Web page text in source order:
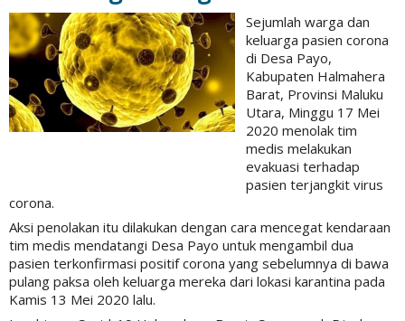
Sejumlah warga dan
keluarga pasien corona
di Desa Payo,
Kabupaten Halmahera
Barat, Provinsi Maluku
Utara, Minggu 17 Mei
2020 menolak tim
medis melakukan
evakuasi terhadap
pasien terjangkit virus
corona.
Aksi penolakan itu dilakukan dengan cara mencegat kendaraan
tim medis mendatangi Desa Payo untuk mengambil dua
pasien terkonfirmasi positif corona yang sebelumnya di bawa
pulang paksa oleh keluarga mereka dari lokasi karantina pada
Kamis 13 Mei 2020 lalu.